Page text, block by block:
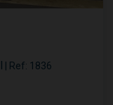
Ref: 1836